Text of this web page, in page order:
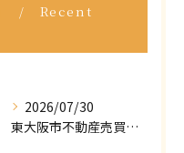
Recent
2026/07/30
東大阪市不動産売買｜東大阪市で不動産売却をご依頼いただきました｜売却実績をご紹介